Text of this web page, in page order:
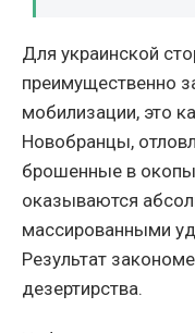
Для украинской
преимущественно
мобилизации, это
Новобранцы,
брошенные в
оказываются
массированными
Результат
дезертирства.